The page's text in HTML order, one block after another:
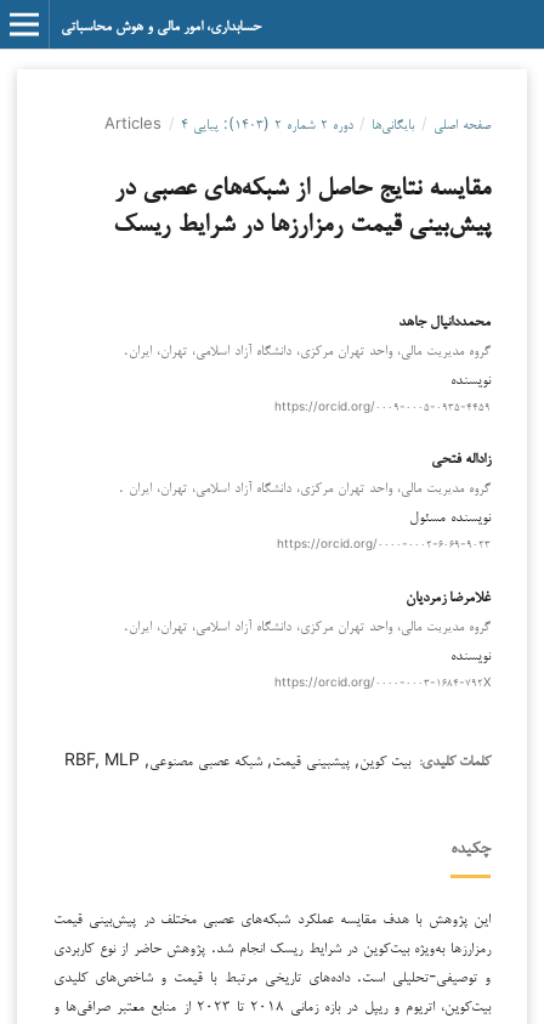
حسابداری، امور مالی و هوش محاسباتی
صفحه اصلی / بایگانی‌ها / دوره ۲ شماره ۲ (۱۴۰۳): پیاپی ۴ /
Articles
مقایسه نتایج حاصل از شبکه‌های عصبی در
پیش‌بینی قیمت رمزارزها در شرایط ریسک
محمددانیال جاهد
گروه مدیریت مالی، واحد تهران مرکزی، دانشگاه آزاد اسلامی، تهران، ایران.
نویسنده
https://orcid.org/۰۰۰۹-۰۰۰۵-۰۹۳۵-۴۴۵۹
زاداله فتحی
گروه مدیریت مالی، واحد تهران مرکزی، دانشگاه آزاد اسلامی، تهران، ایران .
نویسنده مسئول
https://orcid.org/۰۰۰۰-۰۰۰۲-۶۰۶۹-۹۰۲۳
غلامرضا زمردیان
گروه مدیریت مالی، واحد تهران مرکزی، دانشگاه آزاد اسلامی، تهران، ایران.
نویسنده
https://orcid.org/۰۰۰۰-۰۰۰۳-۱۶۸۴-۷۹۲X
کلمات کلیدی: بیت کوین, پیشبینی قیمت, شبکه عصبی مصنوعی, RBF, MLP
چکیده
این پژوهش با هدف مقایسه عملکرد شبکه‌های عصبی مختلف در پیش‌بینی قیمت
رمزارزها به‌ویژه بیت‌کوین در شرایط ریسک انجام شد. پژوهش حاضر از نوع کاربردی
و توصیفی-تحلیلی است. داده‌های تاریخی مرتبط با قیمت و شاخص‌های کلیدی
بیت‌کوین، اتریوم و ریپل در بازه زمانی ۲۰۱۸ تا ۲۰۲۳ از منابع معتبر صرافی‌ها و